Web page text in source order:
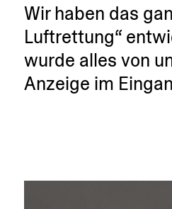
Wir haben das
Luftrettung“
wurde alles von
Anzeige im